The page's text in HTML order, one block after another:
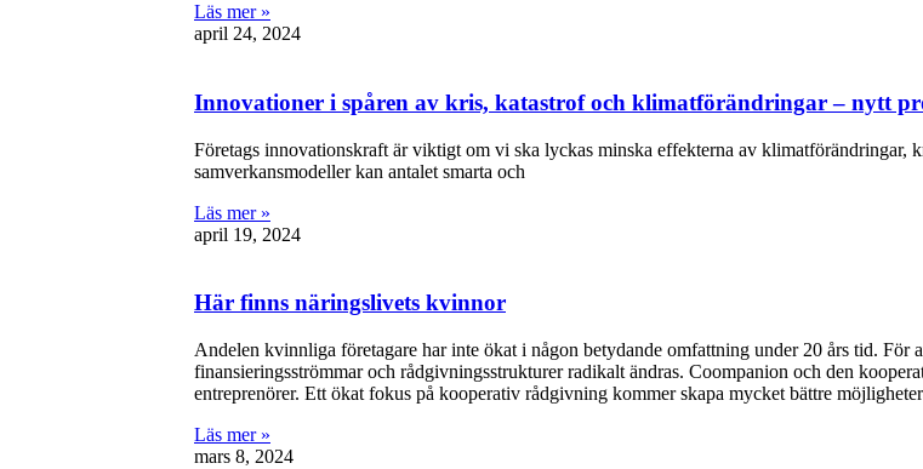
Läs mer »
april 24, 2024
Innovationer i spåren av kris, katastrof och klimatförändringar – nytt
Företags innovationskraft är viktigt om vi ska lyckas minska effekterna av klimatförändringar,
samverkansmodeller kan antalet smarta och
Läs mer »
april 19, 2024
Här finns näringslivets kvinnor
Andelen kvinnliga företagare har inte ökat i någon betydande omfattning under 20 års tid. För
finansieringsströmmar och rådgivningsstrukturer radikalt ändras. Coompanion och den
entreprenörer. Ett ökat fokus på kooperativ rådgivning kommer skapa mycket bättre
Läs mer »
mars 8, 2024